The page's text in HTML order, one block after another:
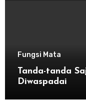
Fungsi Mata
Tanda-tanda
Diwaspadai